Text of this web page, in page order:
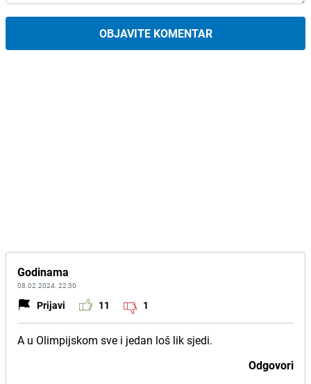
OBJAVITE KOMENTAR
Godinama
08.02.2024. 22:30
Prijavi 11 1
A u Olimpijskom sve i jedan loš lik sjedi.
Odgovori